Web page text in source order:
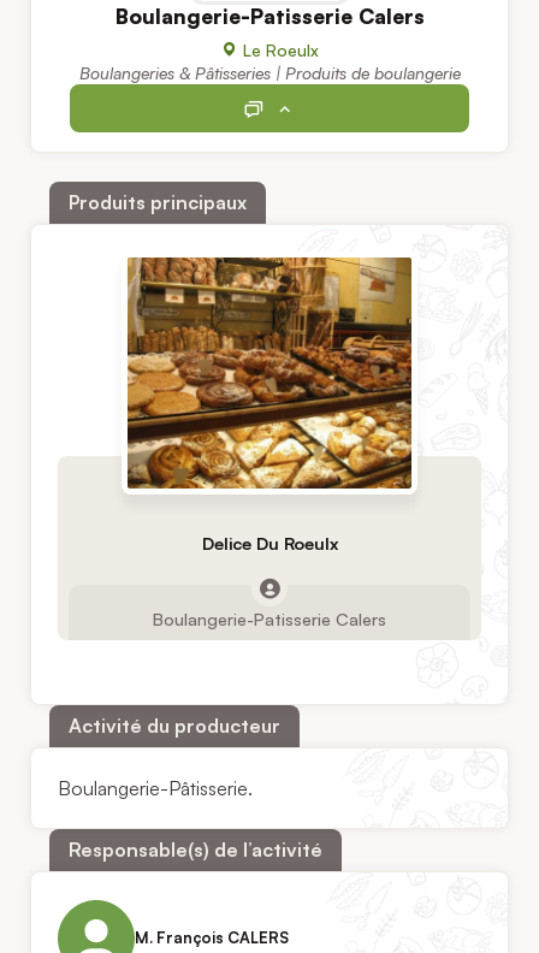
Boulangerie-Patisserie Calers
Le Roeulx
Boulangeries & Pâtisseries | Produits de boulangerie
Produits principaux
Delice Du Roeulx
Boulangerie-Patisserie Calers
Activité du producteur
Boulangerie-Pâtisserie.
Responsable(s) de l’activité
M. François CALERS